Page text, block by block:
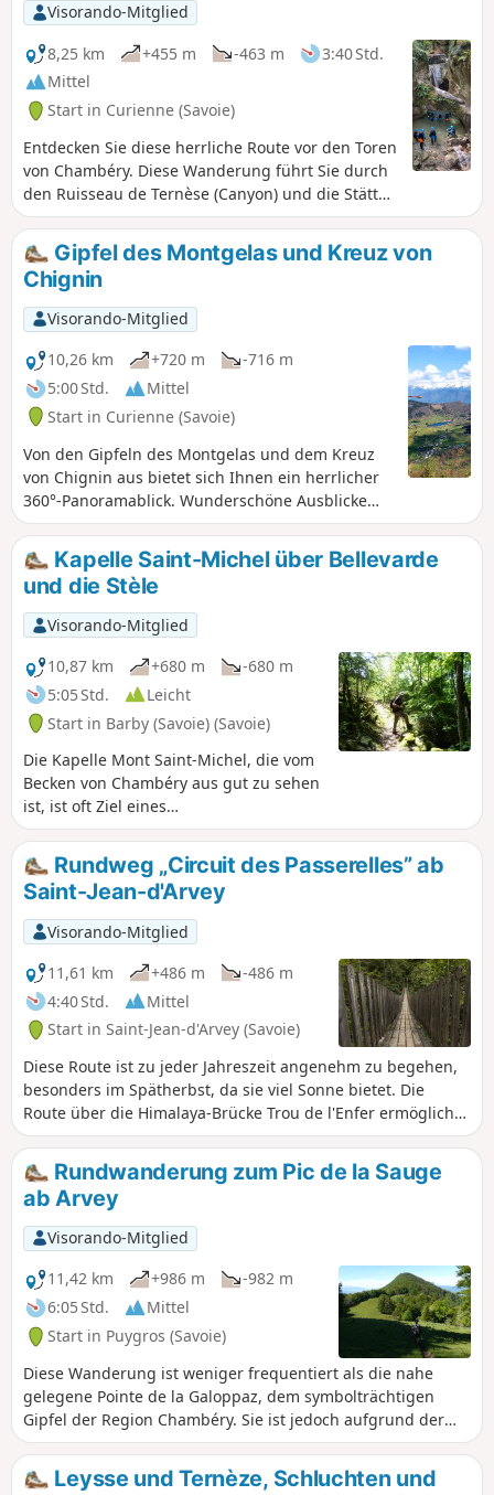
Visorando-Mitglied
8,25 km
+455 m -463 m
3:40 Std.
Mittel
Start in Curienne (Savoie)
Entdecken Sie diese herrliche Route vor den Toren
von Chambéry. Diese Wanderung führt Sie durch
den Ruisseau de Ternèse (Canyon) und die Stätte
Trou de l'Enfer, wo sich die Leysse ihren Weg
gebahnt hat, und verspricht Ihnen einen
Tapetenwechsel in einer wilden Welt.
Gipfel des Montgelas und Kreuz von
Chignin
Visorando-Mitglied
10,26 km
+720 m
-716 m
5:00 Std.
Mittel
Start in Curienne (Savoie)
Von den Gipfeln des Montgelas und dem Kreuz
von Chignin aus bietet sich Ihnen ein herrlicher
360°-Panoramablick. Wunderschöne Ausblicke
auf die Gipfel der Bauges, die Gebirgsketten
Lauzière und Belledonne sowie das Chartreuse-
Massiv. Beachten Sie auch auf der einen Seite
den Belvèdère über dem Lac de la Thuile und auf
der anderen Seite das Tal von Chambéry bis zum
Grésivaudan.
Kapelle Saint-Michel über Bellevarde
und die Stèle
Visorando-Mitglied
10,87 km
+680 m
-680 m
5:05 Std.
Leicht
Start in Barby (Savoie) (Savoie)
Die Kapelle Mont Saint-Michel, die vom
Becken von Chambéry aus gut zu sehen
ist, ist oft Ziel eines
Sonntagnachmittagsausflugs, der in
Montmerlet oberhalb von Curienne
beginnt und nur etwa hundert
Höhenmeter umfasst. Die
Wegmarkierungen sind sehr gut.
Rundweg „Circuit des Passerelles” ab
Saint-Jean-d'Arvey
Visorando-Mitglied
11,61 km
+486 m
-486 m
4:40 Std.
Mittel
Start in Saint-Jean-d'Arvey (Savoie)
Diese Route ist zu jeder Jahreszeit angenehm zu begehen,
besonders im Spätherbst, da sie viel Sonne bietet. Die
Route über die Himalaya-Brücke Trou de l'Enfer ermöglicht
es Ihnen, die kuriosen Windungen der Leysse zu entdecken.
Rundwanderung zum Pic de la Sauge
ab Arvey
Visorando-Mitglied
11,42 km
+986 m
-982 m
6:05 Std.
Mittel
Start in Puygros (Savoie)
Diese Wanderung ist weniger frequentiert als die nahe
gelegene Pointe de la Galoppaz, dem symbolträchtigen
Gipfel der Region Chambéry. Sie ist jedoch aufgrund der
Vielfalt der durchquerten Landschaften (Wälder, Wiesen,
Wäldchen, Felsen ...) und des herrlichen Panoramas auf die
umliegenden Gebirge (Mont-Blanc, Belledonne,
Leysse und Ternèze, Schluchten und